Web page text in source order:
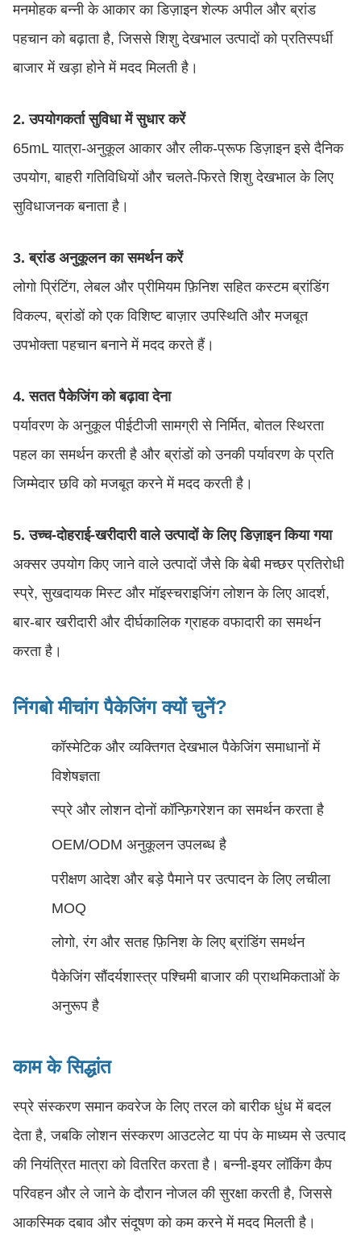
मनमोहक बन्नी के आकार का डिज़ाइन शेल्फ अपील और ब्रांड
पहचान को बढ़ाता है, जिससे शिशु देखभाल उत्पादों को प्रतिस्पर्धी
बाजार में खड़ा होने में मदद मिलती है।
2. उपयोगकर्ता सुविधा में सुधार करें
65mL यात्रा-अनुकूल आकार और लीक-प्रूफ डिज़ाइन इसे दैनिक
उपयोग, बाहरी गतिविधियों और चलते-फिरते शिशु देखभाल के लिए
सुविधाजनक बनाता है।
3. ब्रांड अनुकूलन का समर्थन करें
लोगो प्रिंटिंग, लेबल और प्रीमियम फ़िनिश सहित कस्टम ब्रांडिंग
विकल्प, ब्रांडों को एक विशिष्ट बाज़ार उपस्थिति और मजबूत
उपभोक्ता पहचान बनाने में मदद करते हैं।
4. सतत पैकेजिंग को बढ़ावा देना
पर्यावरण के अनुकूल पीईटीजी सामग्री से निर्मित, बोतल स्थिरता
पहल का समर्थन करती है और ब्रांडों को उनकी पर्यावरण के प्रति
जिम्मेदार छवि को मजबूत करने में मदद करती है।
5. उच्च-दोहराई-खरीदारी वाले उत्पादों के लिए डिज़ाइन किया गया
अक्सर उपयोग किए जाने वाले उत्पादों जैसे कि बेबी मच्छर प्रतिरोधी
स्प्रे, सुखदायक मिस्ट और मॉइस्चराइजिंग लोशन के लिए आदर्श,
बार-बार खरीदारी और दीर्घकालिक ग्राहक वफादारी का समर्थन
करता है।
निंगबो मीचांग पैकेजिंग क्यों चुनें?
कॉस्मेटिक और व्यक्तिगत देखभाल पैकेजिंग समाधानों में
विशेषज्ञता
स्प्रे और लोशन दोनों कॉन्फ़िगरेशन का समर्थन करता है
OEM/ODM अनुकूलन उपलब्ध है
परीक्षण आदेश और बड़े पैमाने पर उत्पादन के लिए लचीला
MOQ
लोगो, रंग और सतह फ़िनिश के लिए ब्रांडिंग समर्थन
पैकेजिंग सौंदर्यशास्त्र पश्चिमी बाजार की प्राथमिकताओं के
अनुरूप है
काम के सिद्धांत
स्प्रे संस्करण समान कवरेज के लिए तरल को बारीक धुंध में बदल
देता है, जबकि लोशन संस्करण आउटलेट या पंप के माध्यम से उत्पाद
की नियंत्रित मात्रा को वितरित करता है। बन्नी-इयर लॉकिंग कैप
परिवहन और ले जाने के दौरान नोजल की सुरक्षा करती है, जिससे
आकस्मिक दबाव और संदूषण को कम करने में मदद मिलती है।